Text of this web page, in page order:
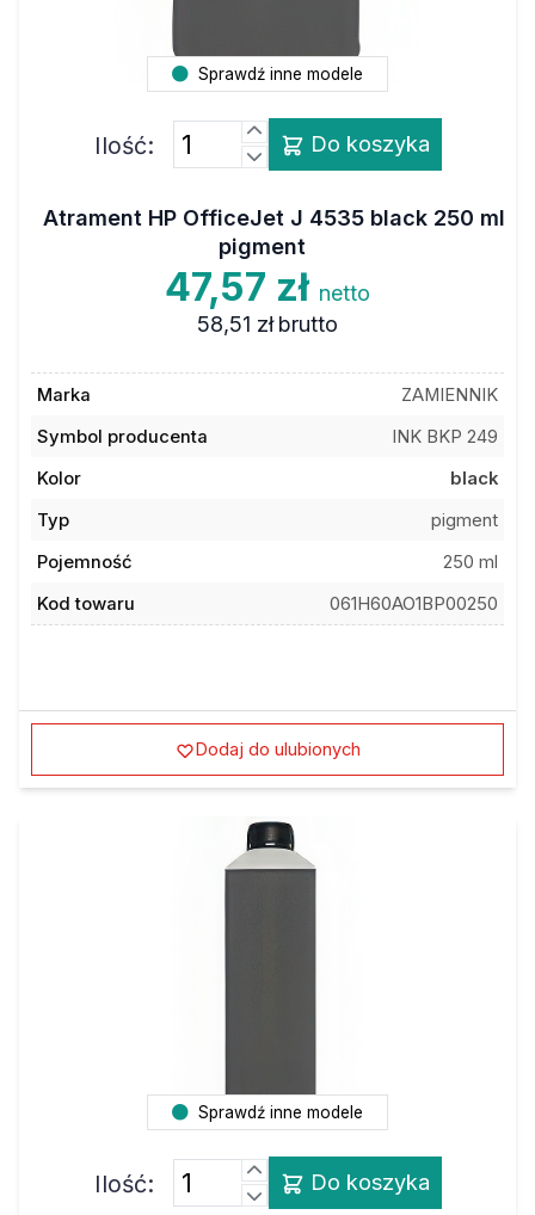
Sprawdź inne modele
Ilość: Do koszyka
Atrament HP OfficeJet J 4535 black 250 ml
pigment
47,57 zł netto
58,51 zł brutto
Marka
ZAMIENNIK
Symbol producenta
INK BKP 249
Kolor
black
Typ
pigment
Pojemność
250 ml
Kod towaru
061H60AO1BP00250
Dodaj do ulubionych
Sprawdź inne modele
Ilość: Do koszyka